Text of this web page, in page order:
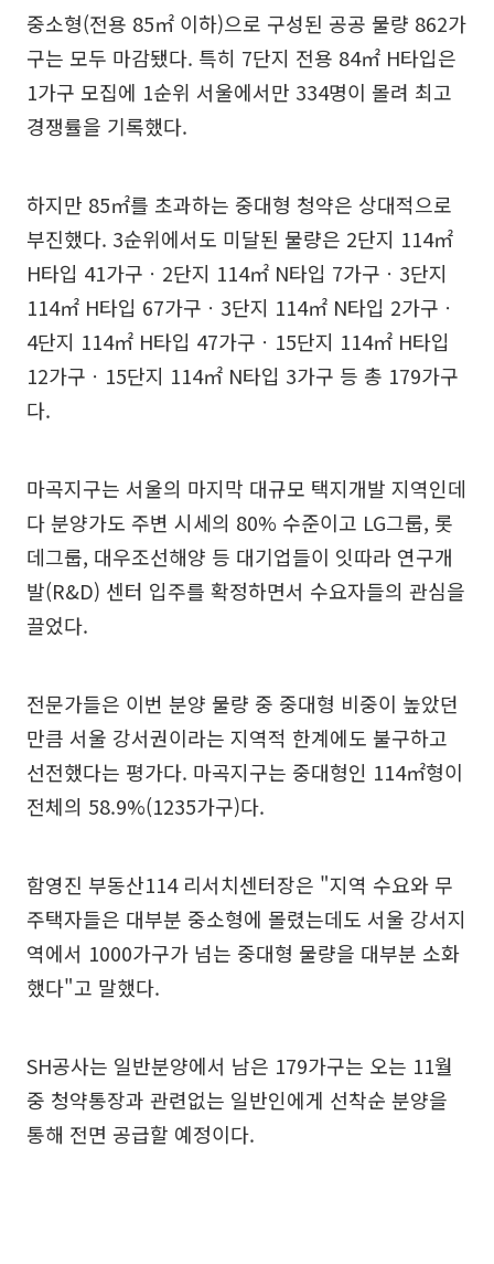
중소형(전용 85㎡ 이하)으로 구성된 공공 물량 862가
구는 모두 마감됐다. 특히 7단지 전용 84㎡ H타입은
1가구 모집에 1순위 서울에서만 334명이 몰려 최고
경쟁률을 기록했다.
하지만 85㎡를 초과하는 중대형 청약은 상대적으로
부진했다. 3순위에서도 미달된 물량은 2단지 114㎡
H타입 41가구ㆍ2단지 114㎡ N타입 7가구ㆍ3단지
114㎡ H타입 67가구ㆍ3단지 114㎡ N타입 2가구ㆍ
4단지 114㎡ H타입 47가구ㆍ15단지 114㎡ H타입
12가구ㆍ15단지 114㎡ N타입 3가구 등 총 179가구
다.
마곡지구는 서울의 마지막 대규모 택지개발 지역인데
다 분양가도 주변 시세의 80% 수준이고 LG그룹, 롯
데그룹, 대우조선해양 등 대기업들이 잇따라 연구개
발(R&D) 센터 입주를 확정하면서 수요자들의 관심을
끌었다.
전문가들은 이번 분양 물량 중 중대형 비중이 높았던
만큼 서울 강서권이라는 지역적 한계에도 불구하고
선전했다는 평가다. 마곡지구는 중대형인 114㎡형이
전체의 58.9%(1235가구)다.
함영진 부동산114 리서치센터장은 "지역 수요와 무
주택자들은 대부분 중소형에 몰렸는데도 서울 강서지
역에서 1000가구가 넘는 중대형 물량을 대부분 소화
했다"고 말했다.
SH공사는 일반분양에서 남은 179가구는 오는 11월
중 청약통장과 관련없는 일반인에게 선착순 분양을
통해 전면 공급할 예정이다.